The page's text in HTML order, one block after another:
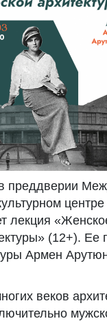
преддверии
лекция
(12+). Ее
Армен
веков